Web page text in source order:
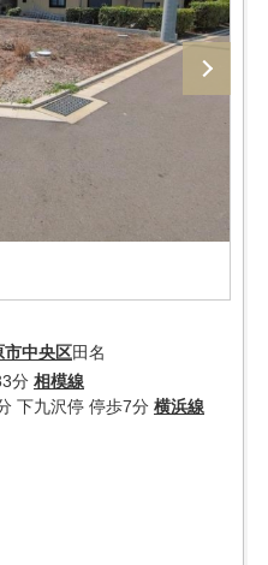
市中央区田名
分 相模線
下九沢停 停歩7分 横浜線